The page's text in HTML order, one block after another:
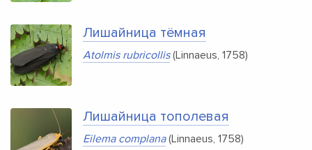
Лишайница тёмная
Atolmis rubricollis(Linnaeus, 1758)
Лишайница тополевая
Eilema complana(Linnaeus, 1758)